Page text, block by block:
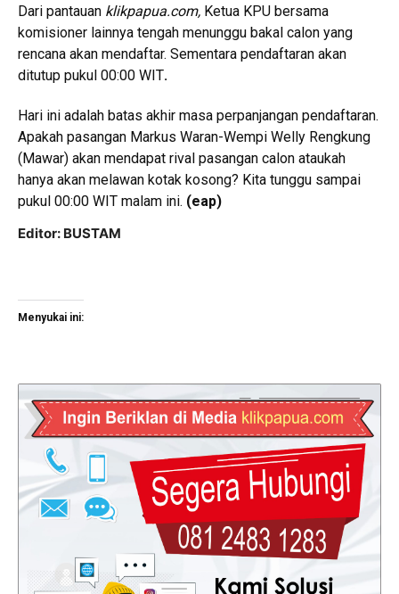
Dari pantauan klikpapua.com, Ketua KPU bersama
komisioner lainnya tengah menunggu bakal calon yang
rencana akan mendaftar. Sementara pendaftaran akan
ditutup pukul 00:00 WIT.
Hari ini adalah batas akhir masa perpanjangan pendaftaran.
Apakah pasangan Markus Waran-Wempi Welly Rengkung
(Mawar) akan mendapat rival pasangan calon ataukah
hanya akan melawan kotak kosong? Kita tunggu sampai
pukul 00:00 WIT malam ini. (eap)
Editor: BUSTAM
Menyukai ini: